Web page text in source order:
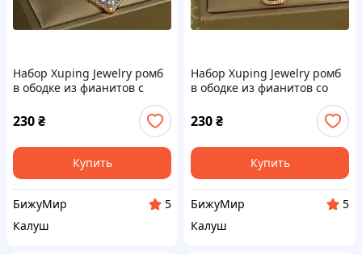
Набор Xuping Jewelry ромб
в ободке из фианитов с
белым камнем золотистый
230₴
Купить
БижуМир
5
Калуш
Набор Xuping Jewelry ромб
в ободке из фианитов со
золотистый
230₴
Купить
БижуМир
5
Калуш